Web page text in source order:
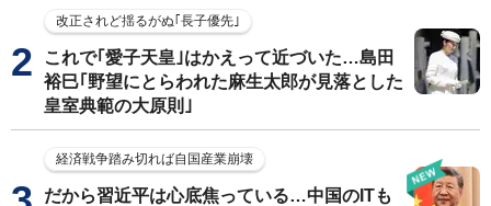
改正されど揺るがぬ｢長子優先｣
これで｢愛子天皇｣はかえって近づいた…島田
裕巳｢野望にとらわれた麻生太郎が見落とした
皇室典範の大原則｣
経済戦争踏み切れば自国産業崩壊
だから習近平は心底焦っている…中国のITも